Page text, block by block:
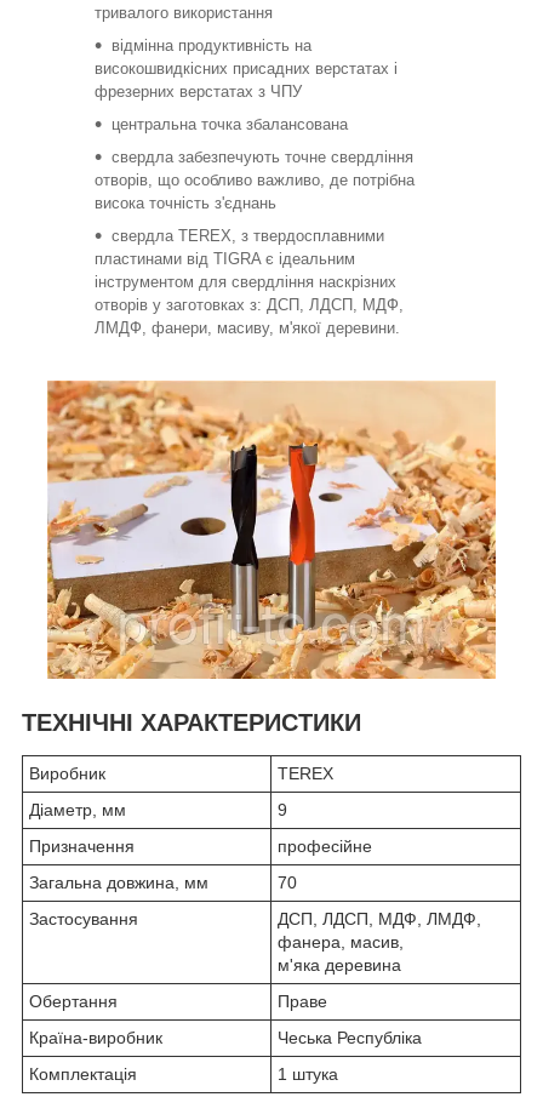
тривалого використання
відмінна продуктивність на
високошвидкісних присадних верстатах і
фрезерних верстатах з ЧПУ
центральна точка збалансована
свердла забезпечують точне свердління
отворів, що особливо важливо, де потрібна
висока точність з'єднань
свердла TEREX, з твердосплавними
пластинами від TIGRA є ідеальним
інструментом для свердління наскрізних
отворів у заготовках з: ДСП, ЛДСП, МДФ,
ЛМДФ, фанери, масиву, м'якої деревини.
ТЕХНІЧНІ ХАРАКТЕРИСТИКИ
Виробник
TEREX
Діаметр, мм
9
Призначення
професійне
Загальна довжина, мм
70
Застосування
ДСП, ЛДСП, МДФ, ЛМДФ,
фанера, масив,
м'яка деревина
Обертання
Праве
Країна-виробник
Чеська Республіка
Комплектація
1 штука